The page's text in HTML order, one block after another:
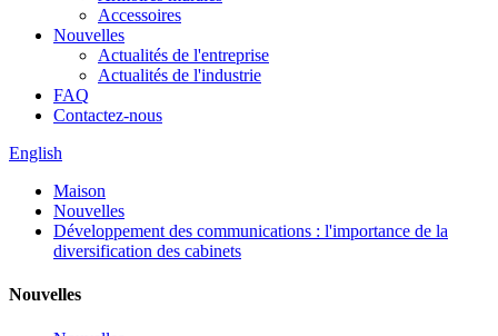
Accessoires
Nouvelles
Actualités de l'entreprise
Actualités de l'industrie
FAQ
Contactez-nous
English
Maison
Nouvelles
Développement des communications : l'importance de la
diversification des cabinets
Nouvelles